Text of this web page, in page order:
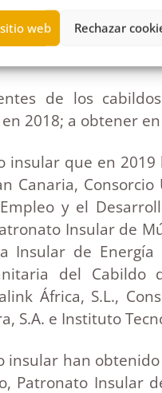
web Rechazar
no lo
majorero.
de los
2018; a obtener
que en
Canaria,
y el
Insular de
Insular de
del
África, S.L.,
S.A. e Instituto
insular han
Patronato